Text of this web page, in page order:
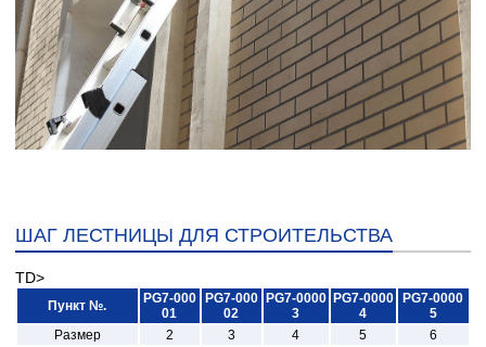
ШАГ ЛЕСТНИЦЫ ДЛЯ СТРОИТЕЛЬСТВА
TD>
Пункт №.
PG7-000
01
PG7-000
02
PG7-0000
3
PG7-0000
4
PG7-0000
5
Размер
2 3 4 5
6